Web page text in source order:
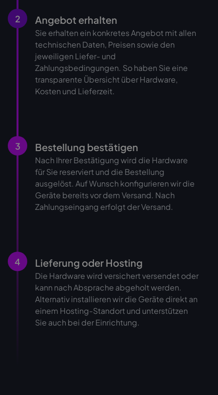
2 Angebot erhalten
Sie erhalten ein konkretes Angebot mit allen
technischen Daten, Preisen sowie den
jeweiligen Liefer- und
Zahlungsbedingungen. So haben Sie eine
transparente Übersicht über Hardware,
Kosten und Lieferzeit.
3 Bestellung bestätigen
Nach Ihrer Bestätigung wird die Hardware
für Sie reserviert und die Bestellung
ausgelöst. Auf Wunsch konfigurieren wir die
Geräte bereits vor dem Versand. Nach
Zahlungseingang erfolgt der Versand.
4 Lieferung oder Hosting
Die Hardware wird versichert versendet oder
kann nach Absprache abgeholt werden.
Alternativ installieren wir die Geräte direkt an
einem Hosting-Standort und unterstützen
Sie auch bei der Einrichtung.